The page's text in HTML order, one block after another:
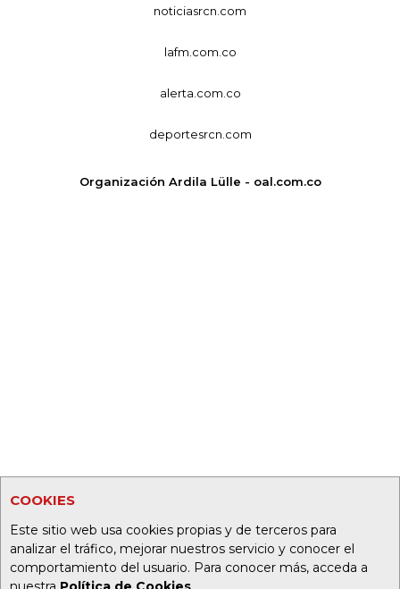
COOKIES
Este sitio web usa cookies propias y de terceros para
analizar el tráfico, mejorar nuestros servicio y conocer el
comportamiento del usuario. Para conocer más, acceda a
noticiasrcn.com
lafm.com.co
alerta.com.co
deportesrcn.com
Organización Ardila Lülle - oal.com.co